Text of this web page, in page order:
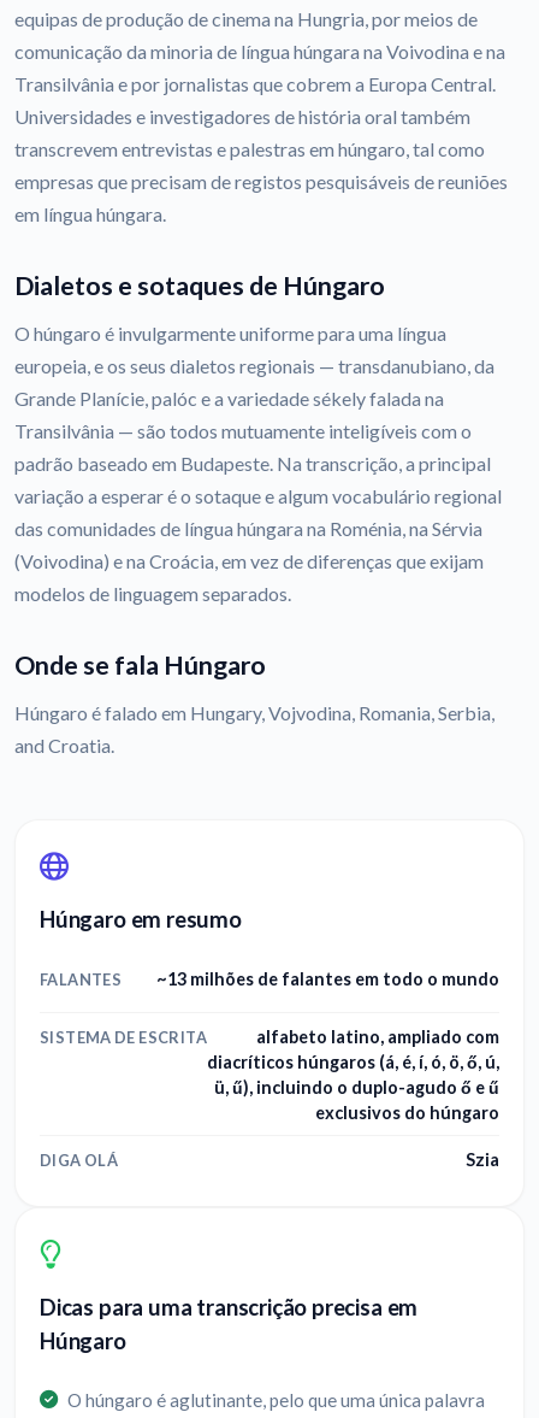
equipas de produção de cinema na Hungria, por meios de
comunicação da minoria de língua húngara na Voivodina e na
Transilvânia e por jornalistas que cobrem a Europa Central.
Universidades e investigadores de história oral também
transcrevem entrevistas e palestras em húngaro, tal como
empresas que precisam de registos pesquisáveis de reuniões
em língua húngara.
Dialetos e sotaques de Húngaro
O húngaro é invulgarmente uniforme para uma língua
europeia, e os seus dialetos regionais — transdanubiano, da
Grande Planície, palóc e a variedade sékely falada na
Transilvânia — são todos mutuamente inteligíveis com o
padrão baseado em Budapeste. Na transcrição, a principal
variação a esperar é o sotaque e algum vocabulário regional
das comunidades de língua húngara na Roménia, na Sérvia
(Voivodina) e na Croácia, em vez de diferenças que exijam
modelos de linguagem separados.
Onde se fala Húngaro
Húngaro é falado em Hungary, Vojvodina, Romania, Serbia,
and Croatia.
Húngaro em resumo
FALANTES ~13 milhões de falantes em todo o mundo
SISTEMA DE ESCRITA
alfabeto latino, ampliado com
diacríticos húngaros (á, é, í, ó, ö, ő, ú,
ü, ű), incluindo o duplo-agudo ő e ű
exclusivos do húngaro
DIGA OLÁ Szia
Dicas para uma transcrição precisa em
Húngaro
O húngaro é aglutinante, pelo que uma única palavra